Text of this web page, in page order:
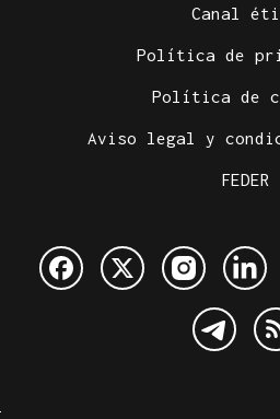
Canal
Política de
Política de
Aviso legal y
FEDER